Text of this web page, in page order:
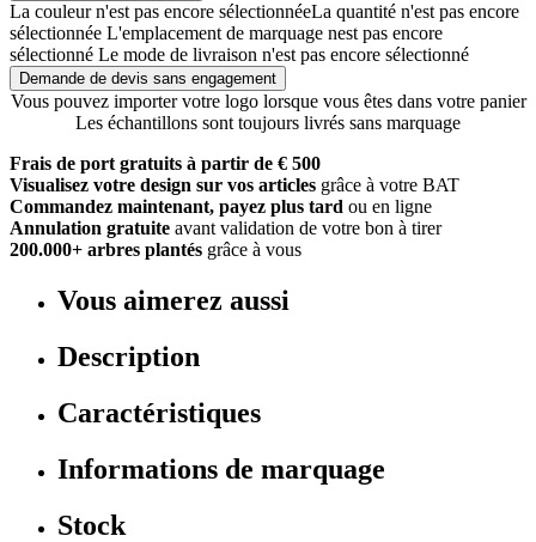
La couleur n'est pas encore sélectionnéeLa quantité n'est pas encore
sélectionnée L'emplacement de marquage nest pas encore
sélectionné Le mode de livraison n'est pas encore sélectionné
Demande de devis sans engagement
Vous pouvez importer votre logo lorsque vous êtes dans votre panier
Les échantillons sont toujours livrés sans marquage
Frais de port gratuits à partir de € 500
Visualisez votre design sur vos articles grâce à votre BAT
Commandez maintenant, payez plus tard ou en ligne
Annulation gratuite avant validation de votre bon à tirer
200.000+ arbres plantés grâce à vous
Vous aimerez aussi
Description
Caractéristiques
Informations de marquage
Stock